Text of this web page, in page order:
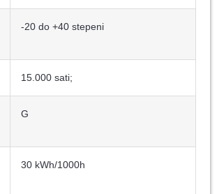
-20 do +40 stepeni
15.000 sati;
G
30 kWh/1000h